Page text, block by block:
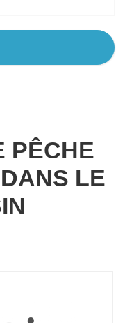
PÊCHE
LE